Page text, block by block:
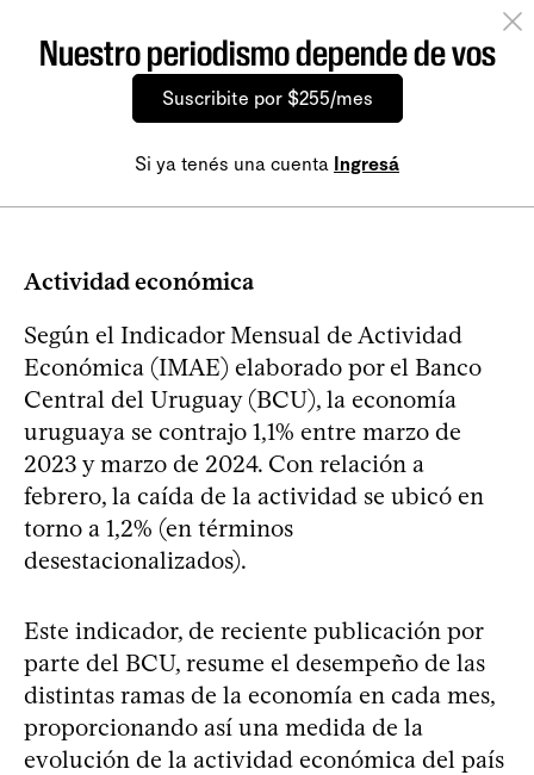
Nuestro periodismo depende de vos
Suscribite por $255/mes
Si ya tenés una cuenta Ingresá
Actividad económica
Según el Indicador Mensual de Actividad
Económica (IMAE) elaborado por el Banco
Central del Uruguay (BCU), la economía
uruguaya se contrajo 1,1% entre marzo de
2023 y marzo de 2024. Con relación a
febrero, la caída de la actividad se ubicó en
torno a 1,2% (en términos
desestacionalizados).
Este indicador, de reciente publicación por
parte del BCU, resume el desempeño de las
distintas ramas de la economía en cada mes,
proporcionando así una medida de la
evolución de la actividad económica del país